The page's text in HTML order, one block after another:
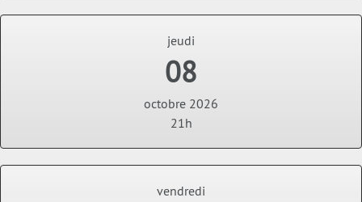
jeudi
08
octobre 2026
21h
vendredi